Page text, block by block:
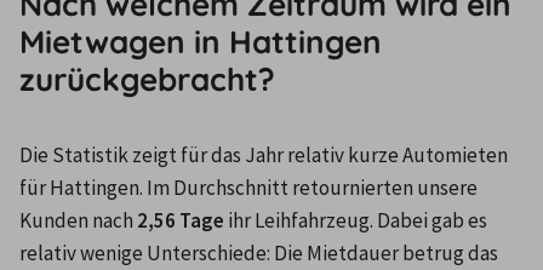
Mietwagen in Hattingen
zurückgebracht?
Die Statistik zeigt für das Jahr relativ kurze Automieten
für Hattingen. Im Durchschnitt retournierten unsere
Kunden nach 2,56 Tage ihr Leihfahrzeug. Dabei gab es
relativ wenige Unterschiede: Die Mietdauer betrug das